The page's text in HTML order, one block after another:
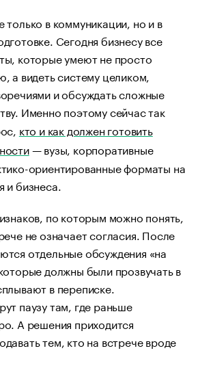
только в коммуникации, но и в
Сегодня бизнесу все
которые умеют не просто
а видеть систему целиком,
и обсуждать сложные
Именно поэтому сейчас так
кто и как должен готовить
— вузы, корпоративные
ориентированные форматы на
и бизнеса.
по которым можно понять,
не означает согласия. После
отдельные обсуждения «на
должны были прозвучать в
в переписке.
паузу там, где раньше
А решения приходится
тем, кто на встрече вроде